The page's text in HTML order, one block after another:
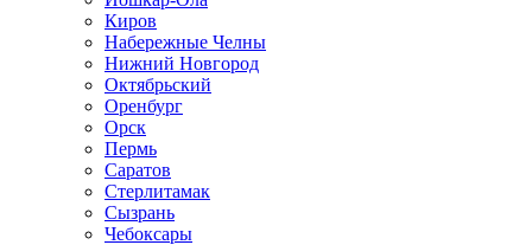
Киров
Набережные Челны
Нижний Новгород
Октябрьский
Оренбург
Орск
Пермь
Саратов
Стерлитамак
Сызрань
Чебоксары